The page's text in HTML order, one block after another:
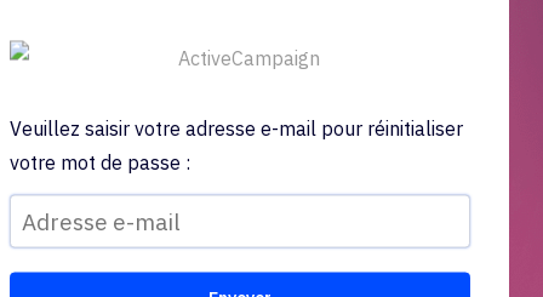
Veuillez saisir votre adresse e-mail pour réinitialiser
votre mot de passe :